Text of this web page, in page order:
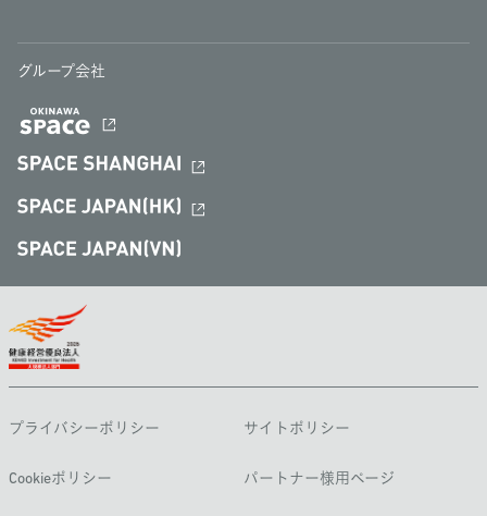
グループ会社
プライバシーポリシー サイトポリシー
Cookieポリシー パートナー様用ページ